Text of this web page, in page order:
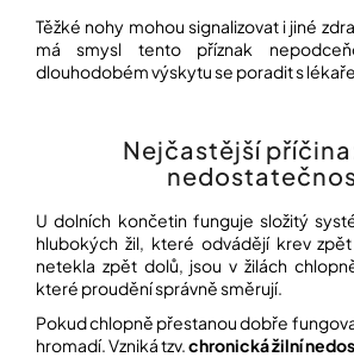
NAŠE
INSPIRACE
ZÁBAVA,
BAZAR
REPASOVANÉ
POMŮCKY
Těžké nohy mohou signalizovat i jiné
má smysl tento příznak
dlouhodobém výskytu se poradit s
Nejčastější
U dolních končetin funguje složitý
hlubokých žil, které odvádějí krev
netekla zpět dolů, jsou v žilách
které proudění správně směrují.
Pokud chlopně přestanou dobře
hromadí. Vzniká tzv.chronická žilní
D
o
e
m
e